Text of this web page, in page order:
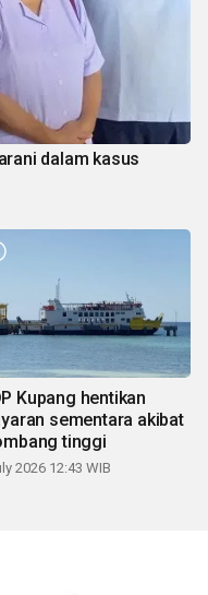
dalam kasus
Kupang hentikan
sementara akibat
tinggi
2026 12:43 WIB